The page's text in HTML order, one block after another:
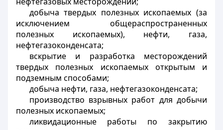
добыча твердых полезных ископаемых (за
исключением общераспространенных
полезных ископаемых), нефти, газа,
нефтегазоконденсата;
вскрытие и разработка месторождений
твердых полезных ископаемых открытым и
подземным способами;
добыча нефти, газа, нефтегазоконденсата;
производство взрывных работ для добычи
полезных ископаемых;
ликвидационные работы по закрытию